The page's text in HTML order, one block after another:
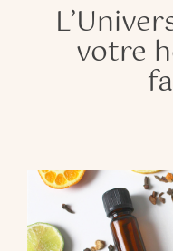
votre